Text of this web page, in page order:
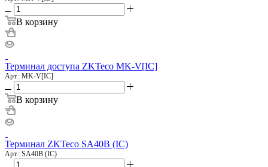
В корзину
Терминал доступа ZKTeco MK-V[IC]
Арт.: MK-V[IC]
В корзину
Терминал ZKTeco SA40B (IC)
Арт.: SA40B (IC)